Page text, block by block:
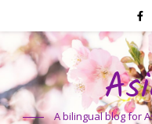
A bilingual blog for